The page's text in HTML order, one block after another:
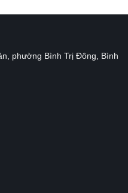
phường Bình Trị Đông, Bình